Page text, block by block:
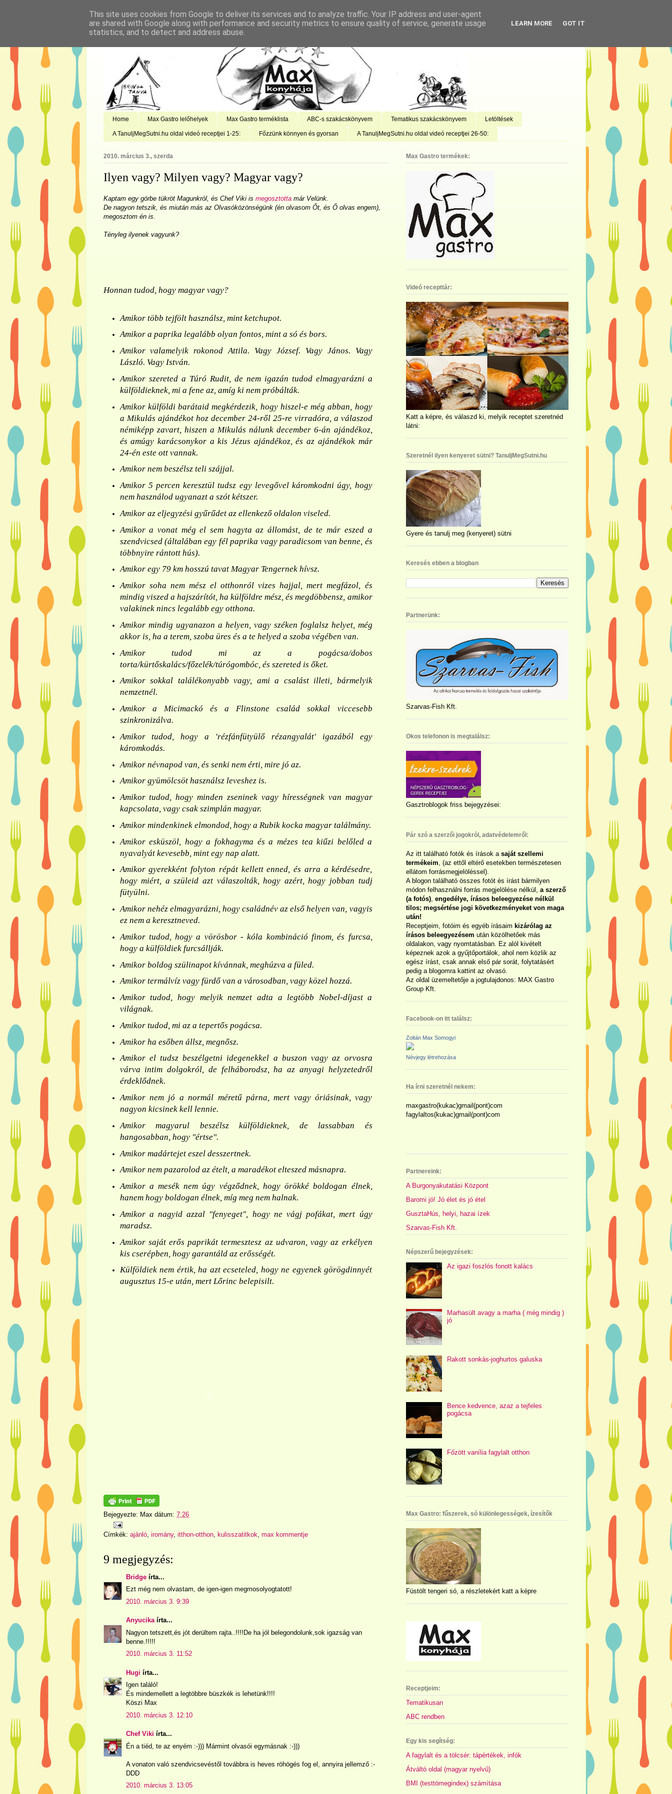
Home Max Gastro lelőhelyek Max Gastro terméklista ABC-s szakácskönyvem Tematikus szakácskönyvem Letöltések
A TanuljMegSutni.hu oldal videó receptjei 1-25: Főzzünk könnyen és gyorsan A TanuljMegSutni.hu oldal videó receptjei 26-50:
2010. március 3., szerda
Ilyen vagy? Milyen vagy? Magyar vagy?
Kaptam egy görbe tükröt Magunkról, és Chef Viki is megosztotta már Velünk.
De nagyon tetszik, és miután más az Olvasóközönségünk (én olvasom Őt, és Ő olvas engem),
megosztom én is.
Tényleg ilyenek vagyunk?
Honnan tudod, hogy magyar vagy?
Amikor több tejfölt használsz, mint ketchupot.
Amikor a paprika legalább olyan fontos, mint a só és bors.
Amikor valamelyik rokonod Attila. Vagy József. Vagy János. Vagy
László. Vagy István.
Amikor szereted a Túró Rudit, de nem igazán tudod elmagyarázni a
külföldieknek, mi a fene az, amíg ki nem próbálták.
Amikor külföldi barátaid megkérdezik, hogy hiszel-e még abban, hogy
a Mikulás ajándékot hoz december 24-ről 25-re virradóra, a válaszod
némiképp zavart, hiszen a Mikulás nálunk december 6-án ajándékoz,
és amúgy karácsonykor a kis Jézus ajándékoz, és az ajándékok már
24-én este ott vannak.
Amikor nem beszélsz teli szájjal.
Amikor 5 percen keresztül tudsz egy levegővel káromkodni úgy, hogy
nem használod ugyanazt a szót kétszer.
Amikor az eljegyzési gyűrűdet az ellenkező oldalon viseled.
Amikor a vonat még el sem hagyta az állomást, de te már eszed a
szendvicsed (általában egy fél paprika vagy paradicsom van benne, és
többnyire rántott hús).
Amikor egy 79 km hosszú tavat Magyar Tengernek hívsz.
Amikor soha nem mész el otthonról vizes hajjal, mert megfázol, és
mindig viszed a hajszárítót, ha külföldre mész, és megdöbbensz, amikor
valakinek nincs legalább egy otthona.
Amikor mindig ugyanazon a helyen, vagy széken foglalsz helyet, még
akkor is, ha a terem, szoba üres és a te helyed a szoba végében van.
Amikor tudod mi az a pogácsa/dobos
torta/kürtőskalács/főzelék/túrógombóc, és szereted is őket.
Amikor sokkal találékonyabb vagy, ami a csalást illeti, bármelyik
nemzetnél.
Amikor a Micimackó és a Flinstone család sokkal viccesebb
szinkronizálva.
Amikor tudod, hogy a 'rézfánfütyülő rézangyalát' igazából egy
káromkodás.
Amikor névnapod van, és senki nem érti, mire jó az.
Amikor gyümölcsöt használsz leveshez is.
Amikor tudod, hogy minden zseninek vagy hírességnek van magyar
kapcsolata, vagy csak szimplán magyar.
Amikor mindenkinek elmondod, hogy a Rubik kocka magyar találmány.
Amikor esküszöl, hogy a fokhagyma és a mézes tea kiűzi belőled a
nyavalyát kevesebb, mint egy nap alatt.
Amikor gyerekként folyton répát kellett enned, és arra a kérdésedre,
hogy miért, a szüleid azt válaszolták, hogy azért, hogy jobban tudj
fütyülni.
Amikor nehéz elmagyarázni, hogy családnév az első helyen van, vagyis
ez nem a keresztneved.
Amikor tudod, hogy a vörösbor - kóla kombináció finom, és furcsa,
hogy a külföldiek furcsállják.
Amikor boldog szülinapot kívánnak, meghúzva a füled.
Amikor termálvíz vagy fürdő van a városodban, vagy közel hozzá.
Amikor tudod, hogy melyik nemzet adta a legtöbb Nobel-díjast a
világnak.
Amikor tudod, mi az a tepertős pogácsa.
Amikor ha esőben állsz, megnősz.
Amikor el tudsz beszélgetni idegenekkel a buszon vagy az orvosra
várva intim dolgokról, de felháborodsz, ha az anyagi helyzetedről
érdeklődnek.
Amikor nem jó a normál méretű párna, mert vagy óriásinak, vagy
nagyon kicsinek kell lennie.
Amikor magyarul beszélsz külföldieknek, de lassabban és
hangosabban, hogy "értse".
Amikor madártejet eszel desszertnek.
Amikor nem pazarolod az ételt, a maradékot elteszed másnapra.
Amikor a mesék nem úgy végződnek, hogy örökké boldogan élnek,
hanem hogy boldogan élnek, míg meg nem halnak.
Amikor a nagyid azzal "fenyeget", hogy ne vágj pofákat, mert úgy
maradsz.
Amikor saját erős paprikát termesztesz az udvaron, vagy az erkélyen
kis cserépben, hogy garantáld az erősségét.
Külföldiek nem értik, ha azt ecseteled, hogy ne egyenek görögdinnyét
augusztus 15-e után, mert Lőrinc belepisilt.
Bejegyezte: Max dátum: 7:26
Címkék: ajánló iromány, itthon-otthon kulisszatitkok max kommentje
9 megjegyzés:
Bridge írta...
Ezt még nem olvastam, de igen-igen megmosolyogtatott!
2010. március 3. 9:39
Anyucikaírta...
Nagyon tetszett,és jót derültem rajta..!!!!De ha jól belegondolunk,sok igazság van
benne.!!!!!
2010. március 3. 11:52
Hugi írta...
Igen találó!
És mindemellett a legtöbbre büszkék is lehetünk!!!!
Köszi Max
2010. március 3. 12:10
Chef Viki írta...
Én a tiéd, te az enyém :-))) Mármint olvasói egymásnak :-)))
A vonaton való szendvicsevéstől továbbra is heves röhögés fog el, annyira jellemző :-
DDD
2010. március 3. 13:05
Max Gastro termékek:
Videó recepttár:
Katt a képre, és válaszd ki, melyik receptet szeretnéd
látni:
Szeretnél ilyen kenyeret sütni? TanuljMegSutni.hu
Gyere és tanulj meg (kenyeret) sütni
Keresés ebben a blogban
Partnerünk:
Szarvas-Fish Kft.
Okos telefonon is megtalálsz:
Gasztroblogok friss bejegyzései:
Pár szó a szerzői jogokról, adatvédelemről:
Az itt található fotók és írások a saját szellemi
termékeim , (az ettől eltérő esetekben természetesen
ellátom forrásmegjelöléssel).
A blogon található összes fotót és írást bármilyen
módon felhasználni forrás megjelölése nélkül, a szerző
(a fotós) engedélye, írásos beleegyezése nélkül
tilos; megsértése jogi következményeket von maga
után!
Receptjeim, fotóim és egyéb írásaim kizárólag az
írásos beleegyezésem után közölhetőek más
oldalakon, vagy nyomtatásban. Ez alól kivételt
képeznek azok a gyűjtőportálok, ahol nem közlik az
egész írást, csak annak első pár sorát, folytatásért
pedig a blogomra kattint az olvasó.
Az oldal üzemeltetője a jogtulajdonos: MAX Gastro
Group Kft.
Facebook-on itt találsz:
Zoltán Max Somogyi
Névjegy létrehozása
Ha írni szeretnél nekem:
maxgastro(kukac)gmail(pont)com
fagylaltos(kukac)gmail(pont)com
Partnereink:
A Burgonyakutatási Központ
Baromi jó! Jó élet és jó étel
GusztaHús, helyi, hazai ízek
Szarvas-Fish Kft.
Népszerű bejegyzések:
Az igazi foszlós fonott kalács
Marhasült avagy a marha ( még mindig )
jó
Rakott sonkás-joghurtos galuska
Bence kedvence, azaz a tejfeles
pogácsa
Főzött vanília fagylalt otthon
Max Gastro: fűszerek, só különlegességek, ízesítők
Füstölt tengeri só, a részletekért katt a képre
Receptjeim:
Tematikusan
ABC rendben
Egy kis segítség:
A fagylalt és a tölcsér: tápértékek, infók
Átváltó oldal (magyar nyelvű)
BMI (testtömegindex) számítása
This site uses cookies from Google to deliver its services and to analyze traffic. Your IP address and user-agent
are shared with Google along with performance and security metrics to ensure quality of service, generate usage
statistics, and to detect and address abuse.
LEARN MORE GOT IT